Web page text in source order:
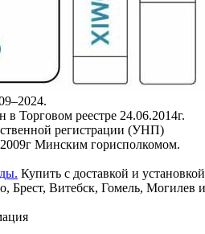
в Торговом реестре 24.06.2014г.
регистрации (УНП)
Минским горисполкомом.
Купить с доставкой и установкой
Брест, Витебск, Гомель, Могилев и